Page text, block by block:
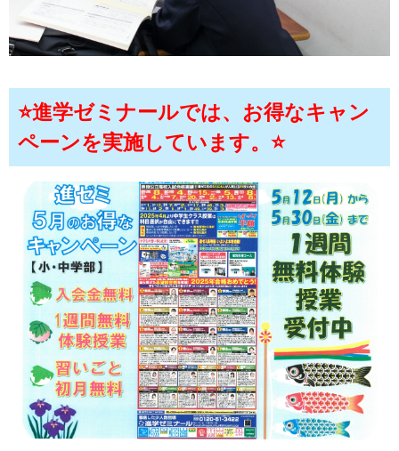
⭐進学ゼミナールでは、お得なキャン
ペーンを実施しています。⭐